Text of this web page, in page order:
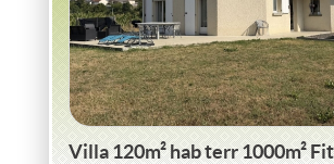
Villa 120m² hab terr 1000m²